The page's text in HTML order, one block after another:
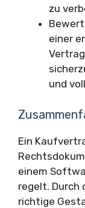
zu
einer
und
Ein
einem
regelt. Durch
richtige